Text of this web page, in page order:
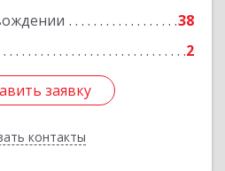
38
2
заявку
контакты
заявку
Назад